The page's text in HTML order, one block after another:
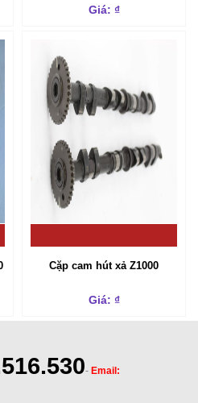
Giá: ₫
Cặp cam hút xả Z1000
Giá: ₫
- Email: